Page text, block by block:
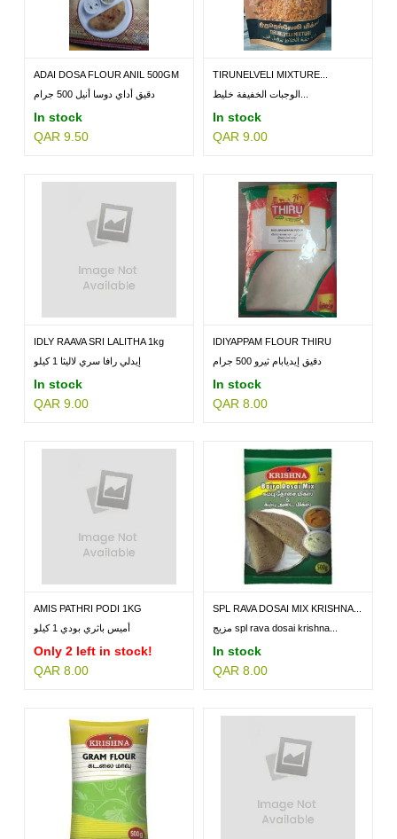
ADAI DOSA FLOUR ANIL 500GM
دقيق أداي دوسا أنيل 500 جرام
In stock
QAR 9.50
TIRUNELVELI MIXTURE...
In stock
QAR 9.00
IDLY RAAVA SRI LALITHA 1kg
إيدلي رافا سري لاليثا 1 كيلو
In stock
QAR 9.00
IDIYAPPAM FLOUR THIRU
500GM
دقيق إيديابام ثيرو 500 جرام
In stock
QAR 8.00
AMIS PATHRI PODI 1KG
أميس باثري بودي 1 كيلو
Only 2 left in stock!
QAR 8.00
SPL RAVA DOSAI MIX KRISHNA...
مزيج spl rava dosai krishna...
In stock
QAR 8.00